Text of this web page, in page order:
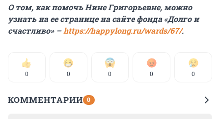
О том, как помочь Нине Григорьевне, можно
узнать на ее странице на сайте фонда «Долго и
счастливо» –https://happylong.ru/wards/67/.
0 0 0 0 0
КОММЕНТАРИИ 0